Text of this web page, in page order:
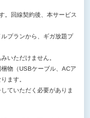
。回線契約後、本サービス
プランから、ギガ放題プ
いただけません。
物（USBケーブル、ACア
ます。
ていただく必要がありま